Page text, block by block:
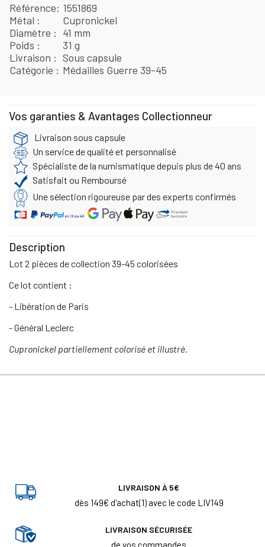
Référence 1551869
Métal
Cupronickel
Diamètre
41 mm
Poids
31 g
Livraison
Sous capsule
Catégorie
Médailles Guerre 39-45
Vos garanties & Avantages Collectionneur
Livraison sous capsule
Un service de qualité et personnalisé
Spécialiste de la numismatique depuis plus de 40 ans
Satisfait ou Remboursé
Une sélection rigoureuse par des experts confirmés
Description
Lot 2 pièces de collection 39-45 colorisées
Ce lot contient :
- Libération de Paris
- Général Leclerc
Cupronickel partiellement colorisé et illustré.
LIVRAISON À 5€
dès 149€ d'achat(1) avec le code LIV149
LIVRAISON SÉCURISÉE
de vos commandes